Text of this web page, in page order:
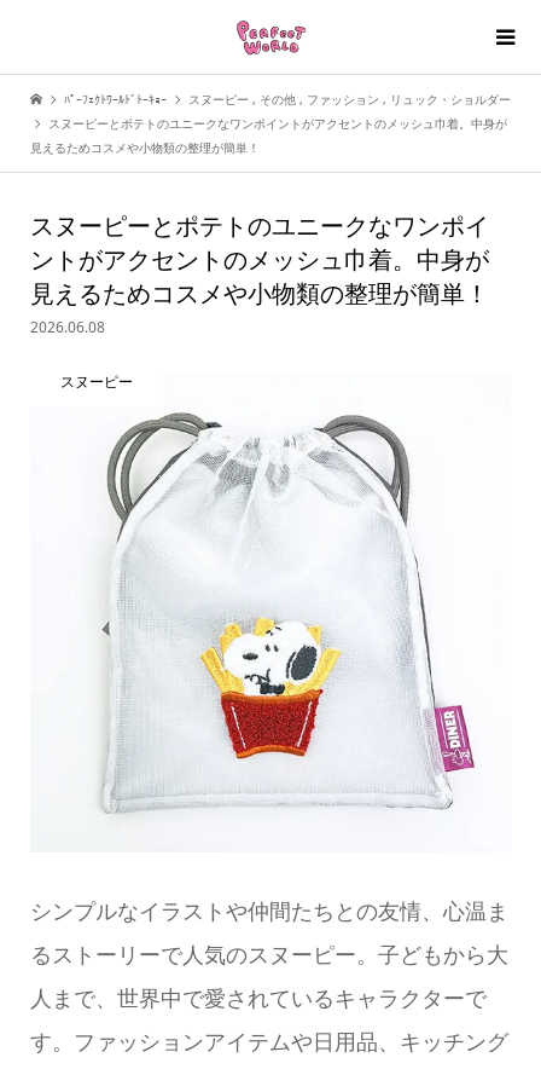
ﾊﾟｰﾌｪｸﾄﾜｰﾙﾄﾞﾄｰｷｮｰ スヌーピー , その他 , ファッション , リュック・ショルダー
スヌーピーとポテトのユニークなワンポイントがアクセントのメッシュ巾着。中身が
見えるためコスメや小物類の整理が簡単！
スヌーピーとポテトのユニークなワンポイ
ントがアクセントのメッシュ巾着。中身が
見えるためコスメや小物類の整理が簡単！
2026.06.08
スヌーピー
シンプルなイラストや仲間たちとの友情、心温ま
るストーリーで人気のスヌーピー。子どもから大
人まで、世界中で愛されているキャラクターで
す。ファッションアイテムや日用品、キッチング